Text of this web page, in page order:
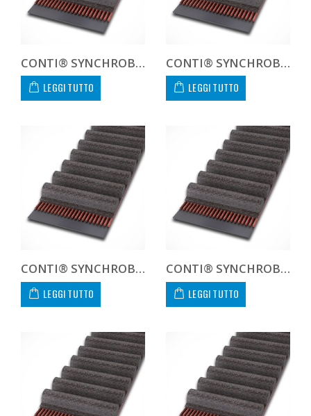
CONTI® SYNCHROBELT 1400XXH300
LEGGI TUTTO
CONTI® SYNCHROBELT 1540XH300
LEGGI TUTTO
CONTI® SYNCHROBELT 1600XXH300
LEGGI TUTTO
CONTI® SYNCHROBELT 1700H300
LEGGI TUTTO